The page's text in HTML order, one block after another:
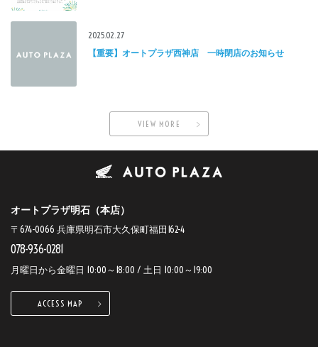
2025.02.27
【重要】オートプラザ西神店 一時閉店のお知らせ
VIEW MORE
オートプラザ明石（本店）
〒674-0066 兵庫県明石市大久保町福田162-4
078-936-0281
月曜日から金曜日 10:00～18:00 / 土日 10:00～19:00
ACCESS MAP